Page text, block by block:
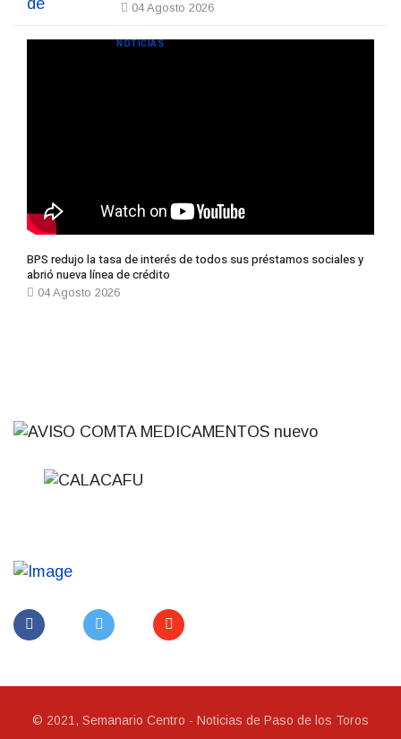
04 Agosto 2026
BPS redujo la tasa de interés de todos sus préstamos sociales y
abrió nueva línea de crédito
04 Agosto 2026
NOTICIAS
© 2021, Semanario Centro - Noticias de Paso de los Toros